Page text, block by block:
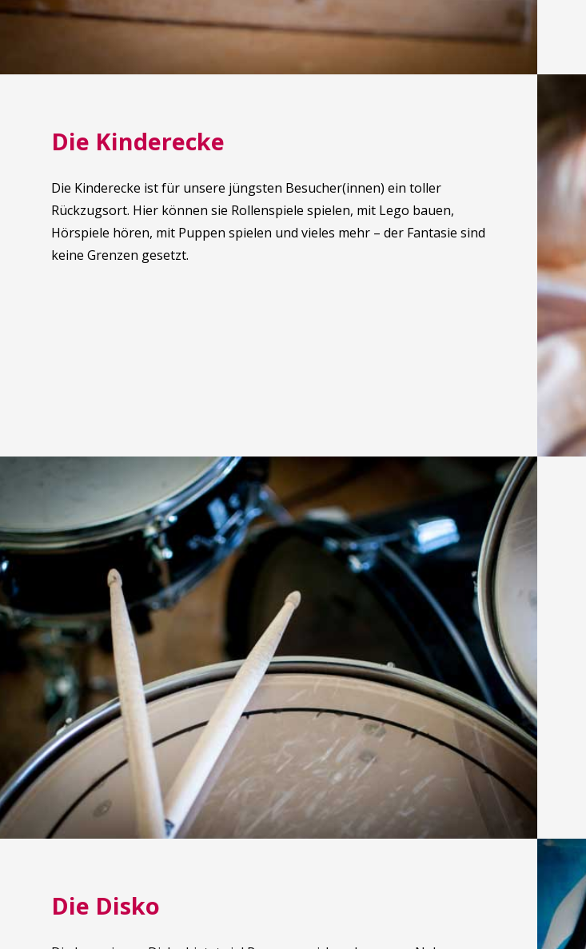
Die Kinderecke
Die Kinderecke ist für unsere jüngsten Besucher(innen) ein toller
Rückzugsort. Hier können sie Rollenspiele spielen, mit Lego bauen,
Hörspiele hören, mit Puppen spielen und vieles mehr – der Fantasie sind
keine Grenzen gesetzt.
Die Disko